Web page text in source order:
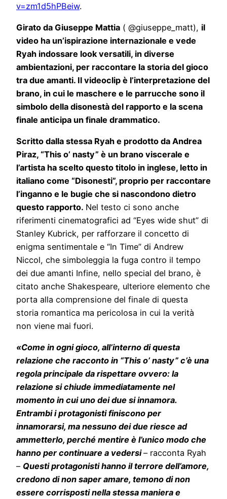
v=zm1d5hPBeiw.
Girato da Giuseppe Mattia ( @giuseppe_matt), il
video ha un’ispirazione internazionale e vede
Ryah indossare look versatili, in diverse
ambientazioni, per raccontare la storia del gioco
tra due amanti. Il videoclip è l’interpretazione del
brano, in cui le maschere e le parrucche sono il
simbolo della disonestà del rapporto e la scena
finale anticipa un finale drammatico.
Scritto dalla stessa Ryah e prodotto da Andrea
Piraz, “This o’ nasty” è un brano viscerale e
l’artista ha scelto questo titolo in inglese, letto in
italiano come “Disonesti”, proprio per raccontare
l’inganno e le bugie che si nascondono dietro
questo rapporto. Nel testo ci sono anche
riferimenti cinematografici ad “Eyes wide shut” di
Stanley Kubrick, per rafforzare il concetto di
enigma sentimentale e “In Time” di Andrew
Niccol, che simboleggia la fuga contro il tempo
dei due amanti Infine, nello special del brano, è
citato anche Shakespeare, ulteriore elemento che
porta alla comprensione del finale di questa
storia romantica ma pericolosa in cui la verità
non viene mai fuori.
«Come in ogni gioco, all’interno di questa
relazione che racconto in “This o’ nasty” c’è una
regola principale da rispettare ovvero: la
relazione si chiude immediatamente nel
momento in cui uno dei due si innamora.
Entrambi i protagonisti finiscono per
innamorarsi, ma nessuno dei due riesce ad
ammetterlo, perché mentire è l’unico modo che
hanno per continuare a vedersi– racconta Ryah
– Questi protagonisti hanno il terrore dell’amore,
credono di non saper amare, temono di non
essere corrisposti nella stessa maniera e